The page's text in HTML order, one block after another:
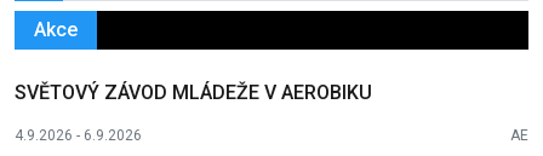
Akce
SVĚTOVÝ ZÁVOD MLÁDEŽE V AEROBIKU
4.9.2026 - 6.9.2026 AE